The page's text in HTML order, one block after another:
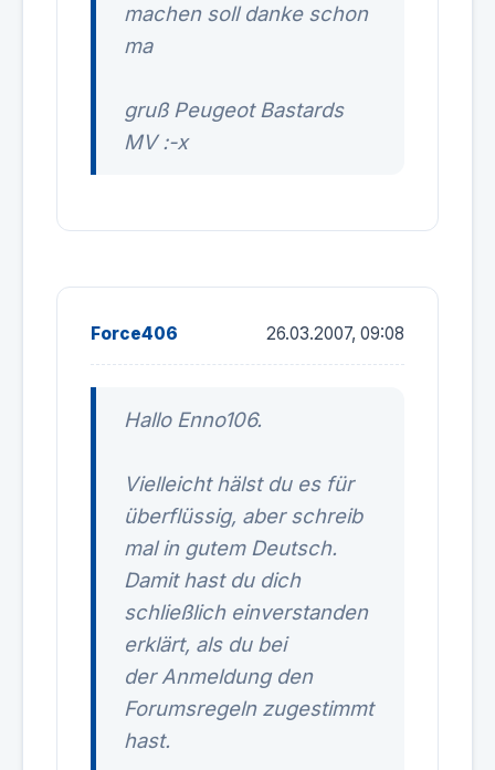
machen soll danke schon
ma
gruß Peugeot Bastards
MV :-x
Force406 26.03.2007, 09:08
Hallo Enno106.
Vielleicht hälst du es für
überflüssig, aber schreib
mal in gutem Deutsch.
Damit hast du dich
schließlich einverstanden
erklärt, als du bei
der Anmeldung den
Forumsregeln zugestimmt
hast.